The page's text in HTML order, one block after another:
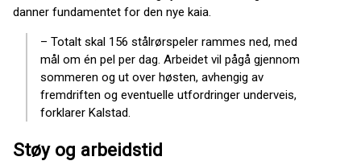
danner fundamentet for den nye kaia.
– Totalt skal 156 stålrørspeler rammes ned, med
mål om én pel per dag. Arbeidet vil pågå gjennom
sommeren og ut over høsten, avhengig av
fremdriften og eventuelle utfordringer underveis,
forklarer Kalstad.
Støy og arbeidstid